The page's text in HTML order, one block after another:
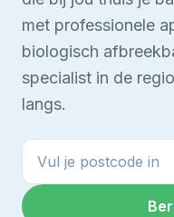
met professionele
biologisch
specialist in de
langs.